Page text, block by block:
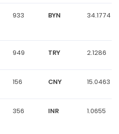
933 BYN 34.1774
949 TRY 2.1286
156 CNY 15.0463
356 INR 1.0655